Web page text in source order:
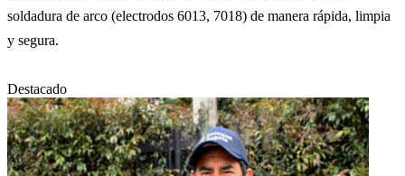
soldadura de arco (electrodos 6013, 7018) de manera rápida, limpia
y segura.
Destacado